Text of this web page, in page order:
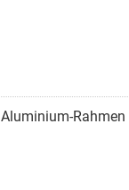
Aluminium-Rahmen